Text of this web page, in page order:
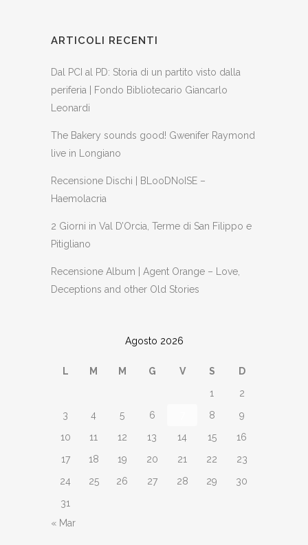
ARTICOLI RECENTI
Dal PCI al PD: Storia di un partito visto dalla
periferia | Fondo Bibliotecario Giancarlo
Leonardi
The Bakery sounds good! Gwenifer Raymond
live in Longiano
Recensione Dischi | BLooDNoISE –
Haemolacria
2 Giorni in Val D’Orcia, Terme di San Filippo e
Pitigliano
Recensione Album | Agent Orange – Love,
Deceptions and other Old Stories
Agosto 2026
L M M G V S
D
1
2
3
4 5 6 8
9
10
11 12 13 14 15
16
17
18 19 20 21 22
23
24
25 26 27 28 29
30
31
« Mar